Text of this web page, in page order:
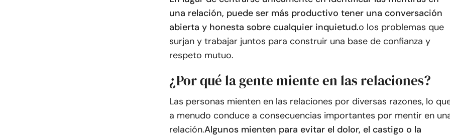
una relación, puede ser más productivo tener una conversación
abierta y honesta sobre cualquier inquietud.o los problemas que
surjan y trabajar juntos para construir una base de confianza y
respeto mutuo.
¿Por qué la gente miente en las relaciones?
Las personas mienten en las relaciones por diversas razones, lo
a menudo conduce a consecuencias importantes por mentir en
relación.Algunos mienten para evitar el dolor, el castigo o la